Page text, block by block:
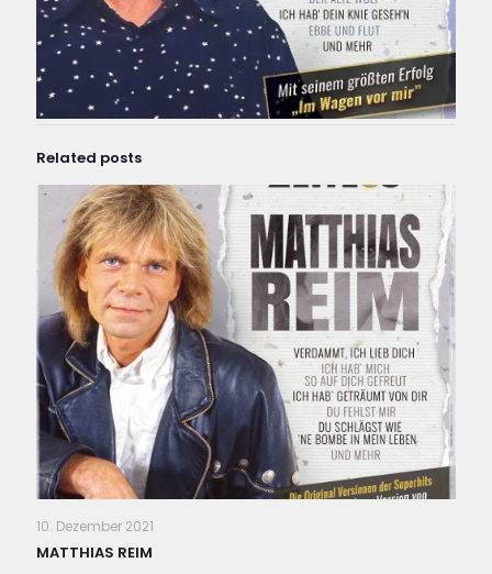
Related posts
10. Dezember 2021
MATTHIAS REIM